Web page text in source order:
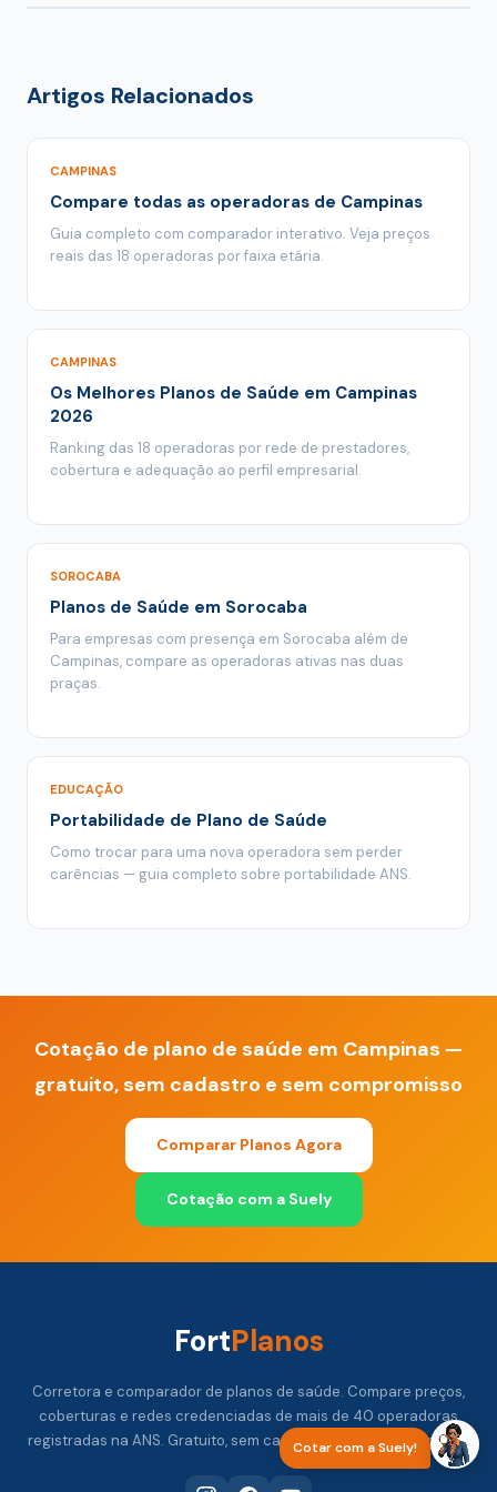
modelo nacional, para empresas com funcionários
solicitadas diretamente à cooperativa ou através de
Artigos Relacionados
CAMPINAS
Compare todas as operadoras de Campinas
Guia completo com comparador interativo. Veja preços
reais das 18 operadoras por faixa etária.
CAMPINAS
Os Melhores Planos de Saúde em Campinas
2026
Ranking das 18 operadoras por rede de prestadores,
cobertura e adequação ao perfil empresarial.
SOROCABA
Planos de Saúde em Sorocaba
Para empresas com presença em Sorocaba além de
Campinas, compare as operadoras ativas nas duas
praças.
EDUCAÇÃO
Portabilidade de Plano de Saúde
Como trocar para uma nova operadora sem perder
carências — guia completo sobre portabilidade ANS.
Cotação de plano de saúde em Campinas —
gratuito, sem cadastro e sem compromisso
Comparar Planos Agora
Cotação com a Suely
FortPlanos
Corretora e comparador de planos de saúde. Compare preços,
coberturas e redes credenciadas de mais de 40 operadoras
registradas na ANS. Gratuito, sem cadastro e sem compromisso.
Cotar com a Suely!